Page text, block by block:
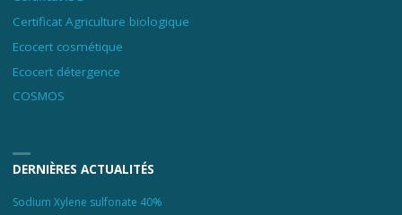
Certificat Agriculture biologique
Ecocert cosmétique
Ecocert détergence
COSMOS
DERNIÈRES ACTUALITÉS
Sodium Xylene sulfonate 40%